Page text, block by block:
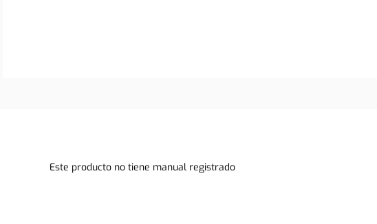
Este producto no tiene manual registrado